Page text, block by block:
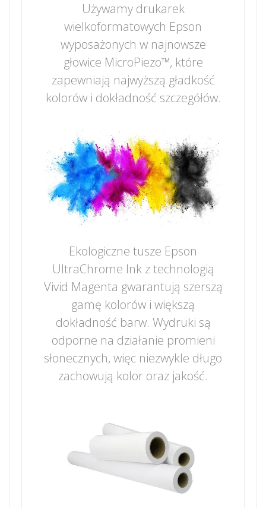
Używamy drukarek
wielkoformatowych Epson
wyposażonych w najnowsze
głowice MicroPiezo™, które
zapewniają najwyższą gładkość
kolorów i dokładność szczegółów.
Ekologiczne tusze Epson
UltraChrome Ink z technologią
Vivid Magenta gwarantują szerszą
gamę kolorów i większą
dokładność barw. Wydruki są
odporne na działanie promieni
słonecznych, więc niezwykle długo
zachowują kolor oraz jakość.